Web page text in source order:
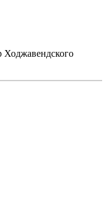
Ходжавендского